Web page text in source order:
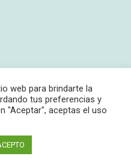
web para brindarte la
tus preferencias y
"Aceptar", aceptas el uso